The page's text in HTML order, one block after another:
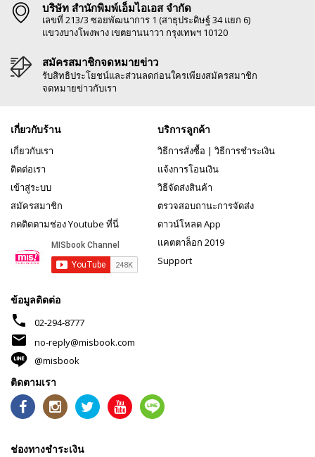
บริษัท สำนักพิมพ์เอ็มไอเอส จำกัด
เลขที่ 213/3 ซอยพัฒนาการ 1 (สาธุประดิษฐ์ 34 แยก 6)
แขวงบางโพงพาง เขตยานนาวา กรุงเทพฯ 10120
สมัครสมาชิกจดหมายข่าว
รับสิทธิประโยชน์และส่วนลดก่อนใครเพียงสมัครสมาชิก
จดหมายข่าวกับเรา
เกี่ยวกับร้าน
เกี่ยวกับเรา
ติดต่อเรา
เข้าสู่ระบบ
สมัครสมาชิก
กดติดตามช่อง Youtube ที่นี่
บริการลูกค้า
วิธีการสั่งซื้อ | วิธีการชำระเงิน
แจ้งการโอนเงิน
วิธีจัดส่งสินค้า
ตรวจสอบถานะการจัดส่ง
ดาวน์โหลด App
แคตตาล็อก 2019
Support
ข้อมูลติดต่อ
phone 02-294-8777
mail
no-reply@misbook.com
@misbook
ติดตามเรา
ช่องทางชำระเงิน